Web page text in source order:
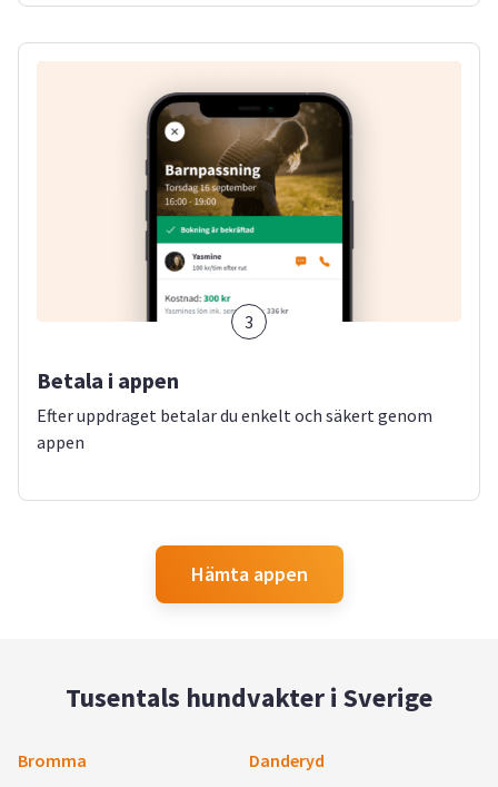
3
Betala i appen
Efter uppdraget betalar du enkelt och säkert genom
appen
Hämta appen
Tusentals hundvakter i Sverige
Bromma
Danderyd